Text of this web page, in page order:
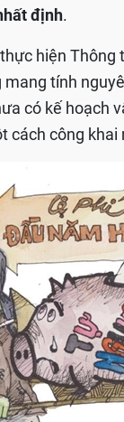
định.
hiện
tính
có kế hoạch
cách công khai